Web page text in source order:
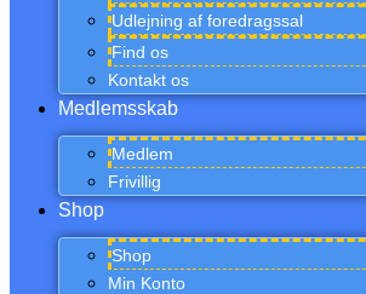
Udlejning af foredragssal
Find os
Kontakt os
Medlemsskab
Medlem
Frivillig
Shop
Shop
Min Konto